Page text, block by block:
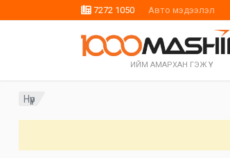
7272 1050 Авто мэдээлэл
ИЙМ АМАРХАН ГЭЖ ҮҮ
Нүүр